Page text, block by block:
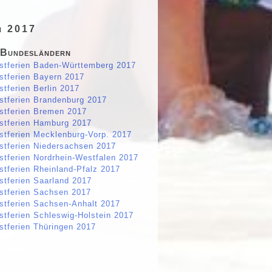
2017
Baden-Württemberg 2017
Bayern 2017
Berlin 2017
Brandenburg 2017
Bremen 2017
Hamburg 2017
Mecklenburg-Vorp. 2017
Niedersachsen 2017
Nordrhein-Westfalen 2017
Rheinland-Pfalz 2017
Saarland 2017
Sachsen 2017
Sachsen-Anhalt 2017
Schleswig-Holstein 2017
Thüringen 2017